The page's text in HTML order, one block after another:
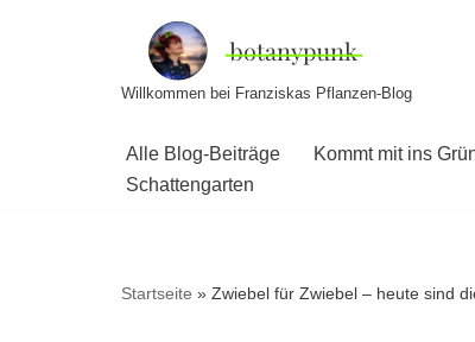
Willkommen bei Franziskas Pflanzen-Blog
Alle Blog-Beiträge Kommt mit ins
Schattengarten
Startseite » Zwiebel für Zwiebel – heute sind